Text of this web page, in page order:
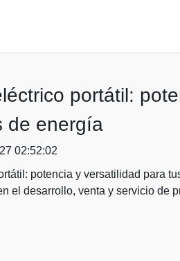
portátil:
de energía
02:52:02
potencia y versatilidad para
el desarrollo, venta y servicio de